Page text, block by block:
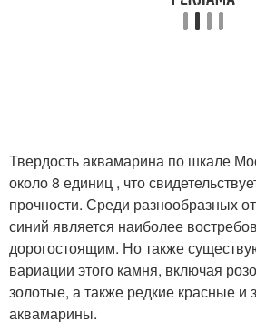
Твердость аквамарина по шкале
около 8 единиц , что
прочности. Среди разнообразных
синий является наиболее
дорогостоящим. Но также
вариации этого камня, включая
золотые, а также редкие красные и
аквамарины.